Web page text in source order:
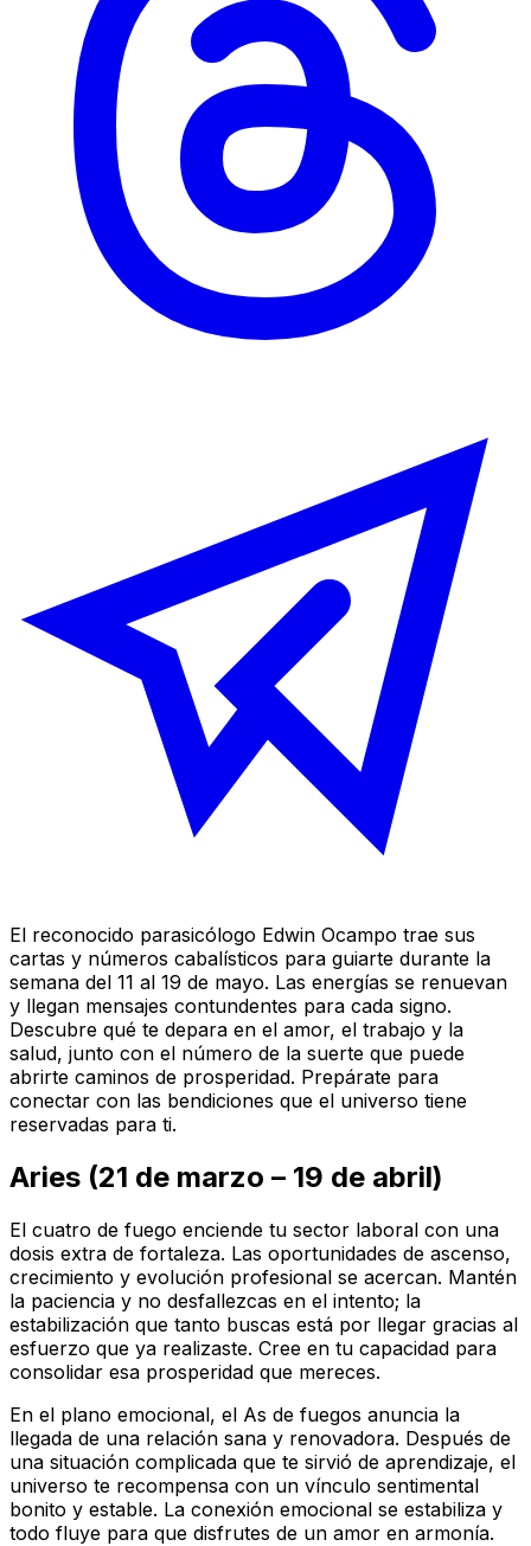
El reconocido parasicólogo Edwin Ocampo trae sus
cartas y números cabalísticos para guiarte durante la
semana del 11 al 19 de mayo. Las energías se renuevan
y llegan mensajes contundentes para cada signo.
Descubre qué te depara en el amor, el trabajo y la
salud, junto con el número de la suerte que puede
abrirte caminos de prosperidad. Prepárate para
conectar con las bendiciones que el universo tiene
reservadas para ti.
Aries (21 de marzo – 19 de abril)
El cuatro de fuego enciende tu sector laboral con una
dosis extra de fortaleza. Las oportunidades de ascenso,
crecimiento y evolución profesional se acercan. Mantén
la paciencia y no desfallezcas en el intento; la
estabilización que tanto buscas está por llegar gracias al
esfuerzo que ya realizaste. Cree en tu capacidad para
consolidar esa prosperidad que mereces.
En el plano emocional, el As de fuegos anuncia la
llegada de una relación sana y renovadora. Después de
una situación complicada que te sirvió de aprendizaje, el
universo te recompensa con un vínculo sentimental
bonito y estable. La conexión emocional se estabiliza y
todo fluye para que disfrutes de un amor en armonía.